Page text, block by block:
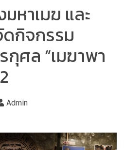
หาเมฆ และ
กิจกรรม
กุศล “เมฆาพา
Admin